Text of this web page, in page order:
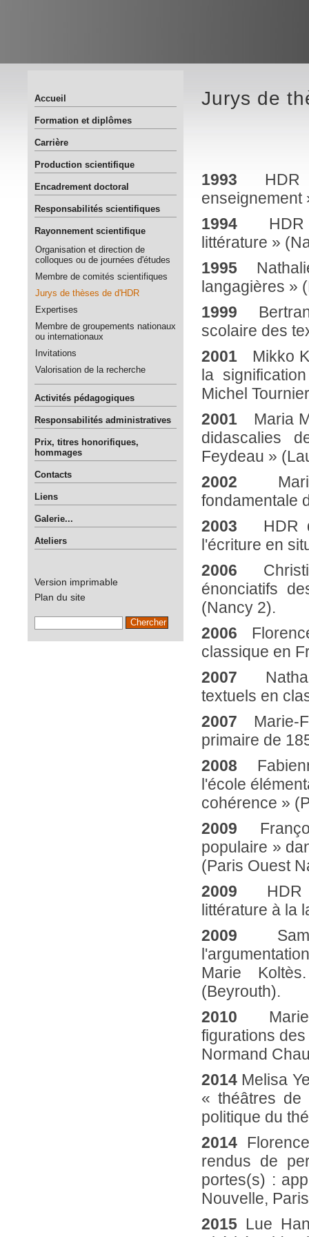
Accueil
Formation et diplômes
Carrière
Production scientifique
Encadrement doctoral
Responsabilités scientifiques
Rayonnement scientifique
Organisation et direction de
colloques ou de journées d'études
Membre de comités scientifiques
Jurys de thèses de d'HDR
Expertises
Membre de groupements nationaux
ou internationaux
Invitations
Valorisation de la recherche
Activités pédagogiques
Responsabilités administratives
Prix, titres honorifiques,
hommages
Contacts
Liens
Galerie...
Ateliers
Version imprimable
Plan du site
Jurys de
1993 HDR
enseignement
1994 HDR
littérature »
1995
langagières »
1999
scolaire des
2001 Mikko
la
Michel
2001 Maria
didascalies
Feydeau »
2002 Maria
fondamentale
2003 HDR
l'écriture en
2006
énonciatifs
(Nancy 2).
2006
classique en
2007
textuels en
2007 Marie-
primaire de
2008
l'école
cohérence »
2009
populaire »
(Paris Ouest
2009
littérature à la
2009
Marie
(Beyrouth).
2010 Marie-
figurations
Normand
2014 Melisa
« théâtres de
politique du
2014
rendus de
portes(s) :
Nouvelle,
2015 Lue